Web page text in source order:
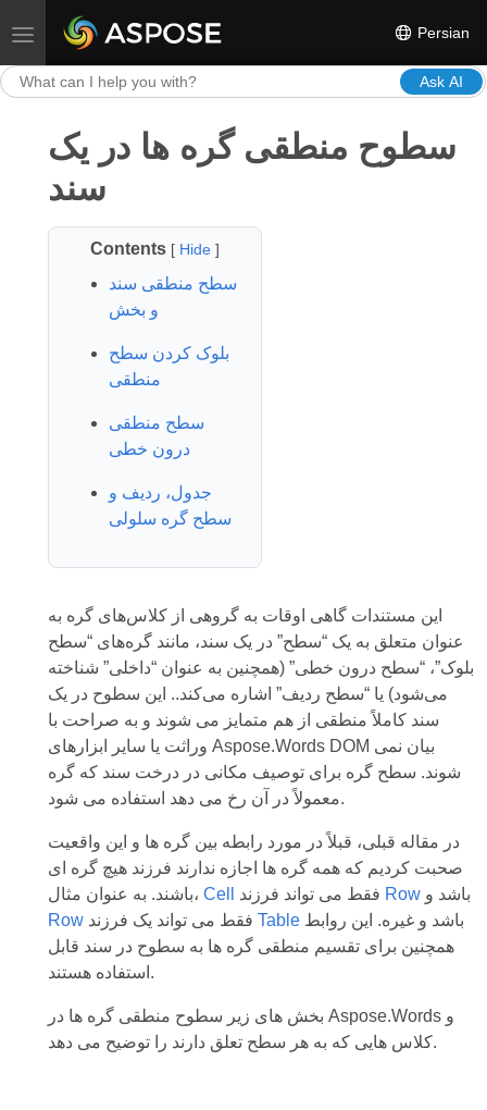
Toggle navigation Persian
Ask AI
سطوح منطقی گره ها در یک
سند
Contents [ Hide]
سطح منطقی سند
و بخش
بلوک کردن سطح
منطقی
سطح منطقی
درون خطی
جدول، ردیف و
سطح گره سلولی
این مستندات گاهی اوقات به گروهی از کلاس‌های گره به
عنوان متعلق به یک “سطح” در یک سند، مانند گره‌های “سطح
بلوک”، “سطح درون خطی” (همچنین به عنوان “داخلی” شناخته
می‌شود) یا “سطح ردیف” اشاره می‌کند.. این سطوح در یک
سند کاملاً منطقی از هم متمایز می شوند و به صراحت با
وراثت یا سایر ابزارهای Aspose.Words DOM بیان نمی
شوند. سطح گره برای توصیف مکانی در درخت سند که گره
معمولاً در آن رخ می دهد استفاده می شود.
در مقاله قبلی، قبلاً در مورد رابطه بین گره ها و این واقعیت
صحبت کردیم که همه گره ها اجازه ندارند فرزند هیچ گره ای
باشند. به عنوان مثال، Cell Row باشد و
Row
Tableباشد و غیره. این روابط
همچنین برای تقسیم منطقی گره ها به سطوح در سند قابل
استفاده هستند.
بخش های زیر سطوح منطقی گره ها در Aspose.Words و
کلاس هایی که به هر سطح تعلق دارند را توضیح می دهد.